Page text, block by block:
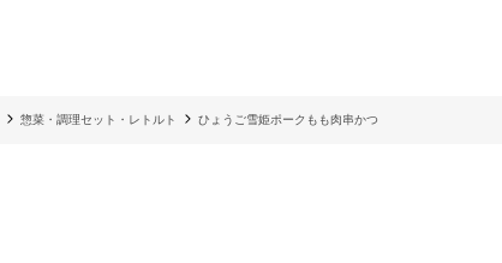
惣菜・調理セット・レトルト ひょうご雪姫ポークもも肉串かつ